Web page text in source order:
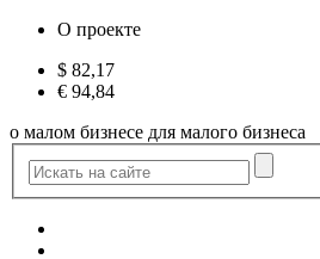
О проекте
$ 82,17
€ 94,84
о малом бизнесе для малого бизнеса